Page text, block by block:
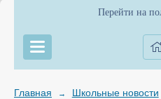
Перейти на
Главная → Школьные новости